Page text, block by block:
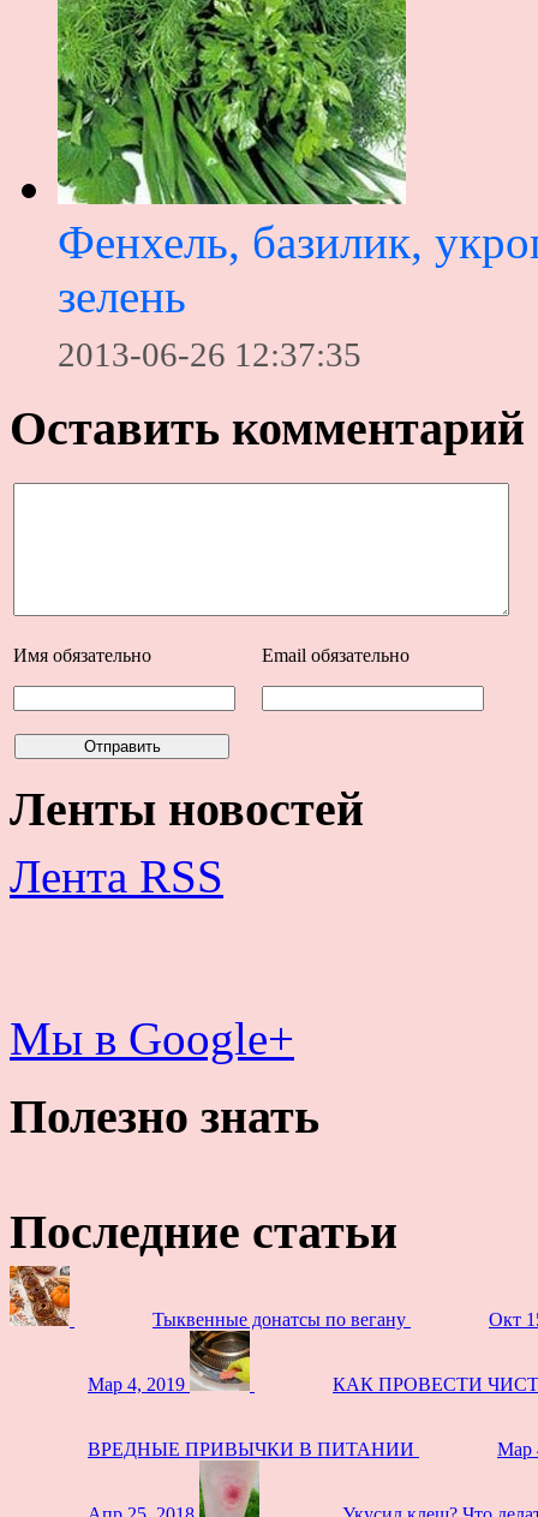
Фенхель, базилик,
зелень
2013-06-26 12:37:35
Оставить комментарий
Имя обязательно Email обязательно
Ленты новостей
Лента RSS
Мы в Google+
Полезно знать
Последние статьи
Тыквенные донатсы по вегану Окт
Мар 4, 2019 КАК ПРОВЕСТИ
ВРЕДНЫЕ ПРИВЫЧКИ В ПИТАНИИ Мар